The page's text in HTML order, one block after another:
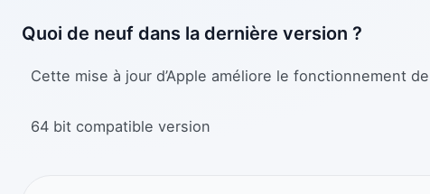
Quoi de neuf dans la dernière version ?
Cette mise à jour d’Apple améliore le fonctionnement
64 bit compatible version